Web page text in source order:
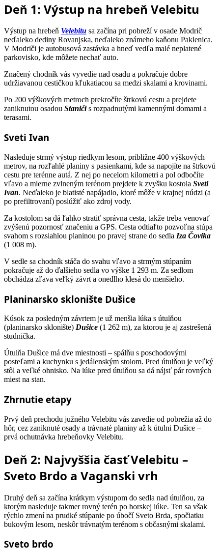
Deň 1: Výstup na hrebeň Velebitu
Výstup na hrebeň Velebitu sa začína pri pobreží v osade Modrič
neďaleko dediny Rovanjska, neďaleko známeho kaňonu Paklenica.
V Modriči je autobusová zastávka a hneď vedľa malé neplatené
parkovisko, kde môžete nechať auto.
Značený chodník vás vyvedie nad osadu a pokračuje dobre
udržiavanou cestičkou kľukatiacou sa medzi skalami a krovinami.
Po 200 výškových metroch prekročíte štrkovú cestu a prejdete
zaniknutou osadou Stanićis rozpadnutými kamennými domami a
terasami.
Sveti Ivan
Nasleduje strmý výstup riedkym lesom, približne 400 výškových
metrov, na rozľahlé planiny s pasienkami, kde sa napojíte na štrkovú
cestu pre terénne autá. Z nej po necelom kilometri a pol odbočíte
vľavo a mierne zvlneným terénom prejdete k zvyšku kostola Sveti
Ivan. Neďaleko je blatisté napájadlo, ktoré môže v krajnej núdzi (a
po prefiltrovaní) poslúžiť ako zdroj vody.
Za kostolom sa dá ľahko stratiť správna cesta, takže treba venovať
zvýšenú pozornosť značeniu a GPS. Cesta odtiaľto pozvoľna stúpa
svahom s rozsiahlou planinou po pravej strane do sedla Iza Čovika
(1 008 m).
V sedle sa chodník stáča do svahu vľavo a strmým stúpaním
pokračuje až do ďalšieho sedla vo výške 1 293 m. Za sedlom
obchádza zľava veľký závrt a onedlho klesá do menšieho.
Planinarsko sklonište Dušice
Kúsok za posledným závrtem je už menšia lúka s útulňou
(planinarsko sklonište) Dušice (1 262 m), za ktorou je aj zastrešená
studnička.
Útulňa Dušice má dve miestnosti – spálňu s poschodovými
posteľami a kuchynku s jedálenským stolom. Pred útulňou je veľký
stôl a veľké ohnisko. Na lúke pred útulňou sa dá nájsť pár rovných
miest na stan.
Zhrnutie etapy
Prvý deň prechodu južného Velebitu vás zavedie od pobrežia až do
hôr, cez zaniknuté osady a trávnaté planiny až k útulni Dušice –
prvá ochutnávka hrebeňovky Velebitu.
Deň 2: Najvyššia časť Velebitu –
Sveto Brdo a Vaganski vrh
Druhý deň sa začína krátkym výstupom do sedla nad útulňou, za
ktorým nasleduje takmer rovný terén po horskej lúke. Ten sa však
rýchlo zmení na prudké stúpanie po úbočí Sveto Brda, spočiatku
bukovým lesom, neskôr trávnatým terénom s občasnými skalami.
Sveto brdo